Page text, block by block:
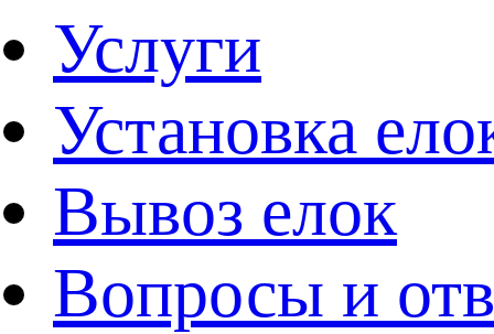
Услуги
Установка
Вывоз елок
Вопросы и